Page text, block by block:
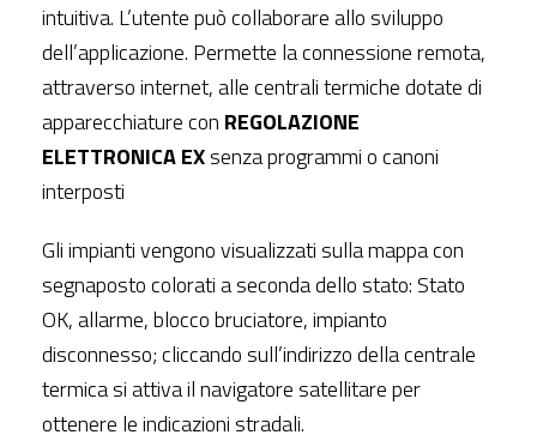
intuitiva. L’utente può collaborare allo sviluppo
dell’applicazione. Permette la connessione remota,
attraverso internet, alle centrali termiche dotate di
apparecchiature con REGOLAZIONE
ELETTRONICA EXsenza programmi o canoni
interposti
Gli impianti vengono visualizzati sulla mappa con
segnaposto colorati a seconda dello stato: Stato
OK, allarme, blocco bruciatore, impianto
disconnesso; cliccando sull’indirizzo della centrale
termica si attiva il navigatore satellitare per
ottenere le indicazioni stradali.